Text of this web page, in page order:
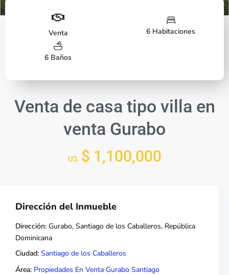
Vista aérea
Venta 6 Habitaciones
6 Baños
Venta de casa tipo villa en
venta Gurabo
US$ 1,100,000
Dirección del Inmueble
Dirección: Gurabo, Santiago de los Caballeros, República
Dominicana
Ciudad: Santiago de los Caballeros
Área: Propiedades En Venta Gurabo Santiago